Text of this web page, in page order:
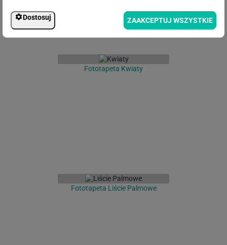
Fototapeta Kwiaty
Fototapeta Liście Palmowe
Dostosuj ZAAKCEPTUJ WSZYSTKIE